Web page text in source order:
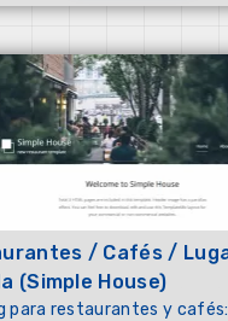
/ Cafés /
(Simple House)
para restaurantes y